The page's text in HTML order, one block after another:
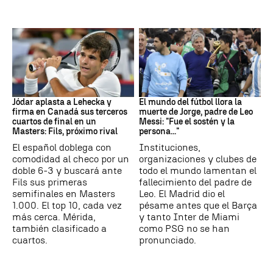
Canadá
Jódar aplasta a Lehecka y
firma en Canadá sus terceros
cuartos de final en un
Masters: Fils, próximo rival
El español doblega con
comodidad al checo por un
doble 6-3 y buscará ante
Fils sus primeras
semifinales en Masters
1.000. El top 10, cada vez
más cerca. Mérida,
también clasificado a
cuartos.
Leo Messi
El mundo del fútbol llora la
muerte de Jorge, padre de Leo
Messi: "Fue el sostén y la
persona..."
Instituciones,
organizaciones y clubes de
todo el mundo lamentan el
fallecimiento del padre de
Leo. El Madrid dio el
pésame antes que el Barça
y tanto Inter de Miami
como PSG no se han
pronunciado.